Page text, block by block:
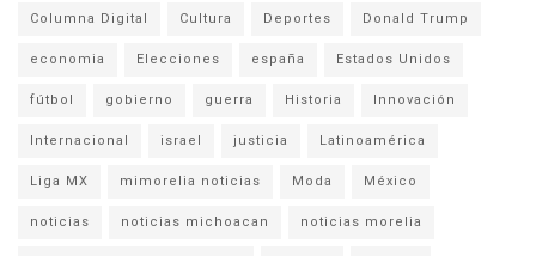
Columna Digital Cultura Deportes Donald Trump
economia Elecciones españa Estados Unidos
fútbol gobierno guerra Historia Innovación
Internacional israel justicia Latinoamérica
Liga MX mimorelia noticias Moda México
noticias noticias michoacan noticias morelia